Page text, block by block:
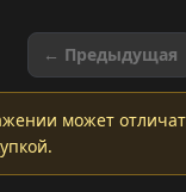
← Предыдущая
может